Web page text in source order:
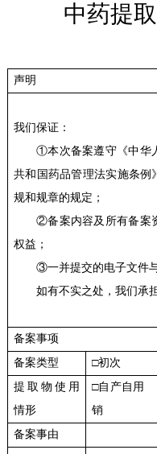
中药提
声明
我们保证：
①本次备案遵守《中华
共和国药品管理法实施条例
规和规章的规定；
②备案内容及所有备案
权益；
③一并提交的电子文件
如有不实之处，我们承
备案事项
备案类型
□初
提取物使用
情形
□自产
销
备案事由